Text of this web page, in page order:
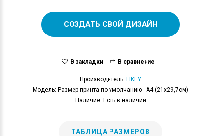
СОЗДАТЬ СВОЙ ДИЗАЙН
В закладки В сравнение
Производитель: LIKEY
Модель: Размер принта по умолчанию - А4 (21x29,7см)
Наличие: Есть в наличии
ТАБЛИЦА РАЗМЕРОВ